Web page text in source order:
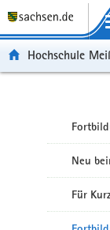
Portalübergreifende
Hochschule
Neu
Für